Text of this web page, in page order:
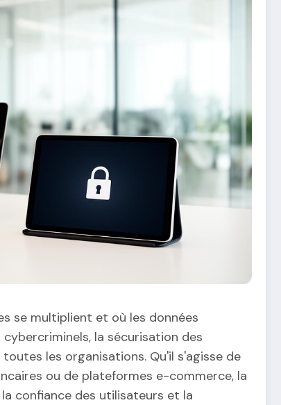
se multiplient et où les données
la sécurisation des
les organisations. Qu'il s'agisse de
ou de plateformes e-commerce, la
confiance des utilisateurs et la